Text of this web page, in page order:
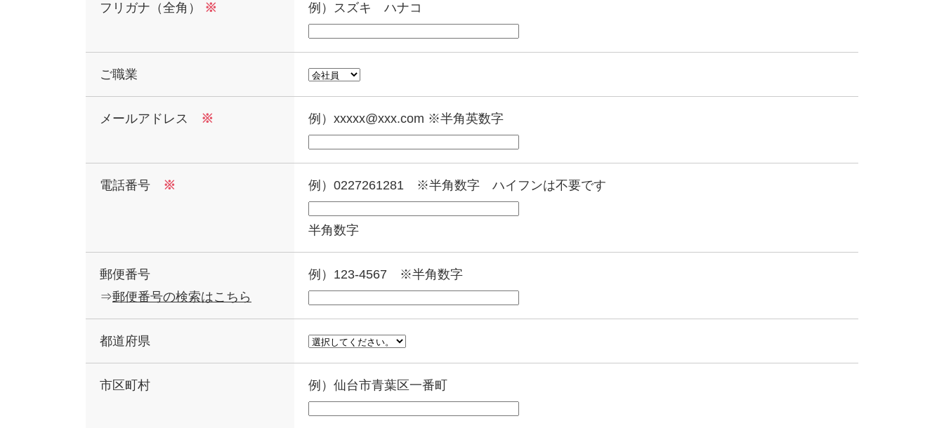
フリガナ（全角） ※ 例）スズキ ハナコ
ご職業
メールアドレス ※ 例）xxxxx@xxx.com ※半角英数字
電話番号 ※ 例）0227261281 ※半角数字 ハイフンは不要です
半角数字
郵便番号
⇒郵便番号の検索はこちら
例）123-4567 ※半角数字
都道府県
市区町村 例）仙台市青葉区一番町